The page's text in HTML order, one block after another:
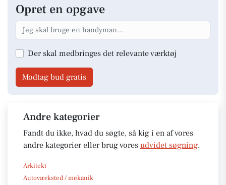
Opret en opgave
Der skal medbringes det relevante værktøj
Modtag bud gratis
Andre kategorier
Fandt du ikke, hvad du søgte, så kig i en af vores
andre kategorier eller brug vores udvidet søgning.
Arkitekt
Autoværksted / mekanik